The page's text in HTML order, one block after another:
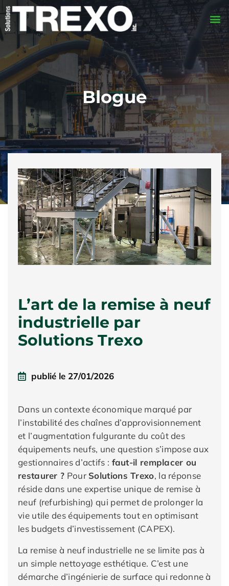
Blogue
L’art de la remise à neuf
industrielle par
Solutions Trexo
publié le 27/01/2026
Dans un contexte économique marqué par
l’instabilité des chaînes d’approvisionnement
et l’augmentation fulgurante du coût des
équipements neufs, une question s’impose aux
gestionnaires d’actifs : faut-il remplacer ou
restaurer ? Pour Solutions Trexo, la réponse
réside dans une expertise unique de remise à
neuf (refurbishing) qui permet de prolonger la
vie utile des équipements tout en optimisant
les budgets d’investissement (CAPEX).
La remise à neuf industrielle ne se limite pas à
un simple nettoyage esthétique. C’est une
démarche d’ingénierie de surface qui redonne à